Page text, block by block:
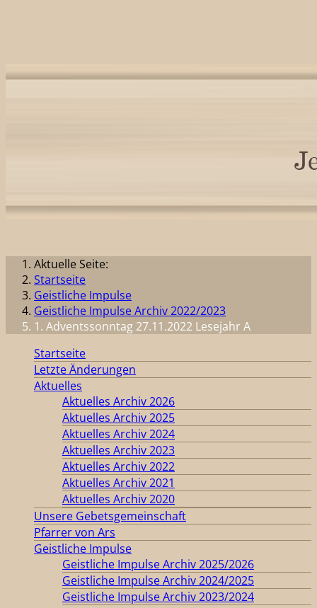
Aktuelle Seite:
Startseite
Geistliche Impulse
Geistliche Impulse Archiv 2022/2023
1. Adventssonntag 27.11.2022 Lesejahr A
Startseite
Letzte Änderungen
Aktuelles
Aktuelles Archiv 2026
Aktuelles Archiv 2025
Aktuelles Archiv 2024
Aktuelles Archiv 2023
Aktuelles Archiv 2022
Aktuelles Archiv 2021
Aktuelles Archiv 2020
Unsere Gebetsgemeinschaft
Pfarrer von Ars
Geistliche Impulse
Geistliche Impulse Archiv 2025/2026
Geistliche Impulse Archiv 2024/2025
Geistliche Impulse Archiv 2023/2024